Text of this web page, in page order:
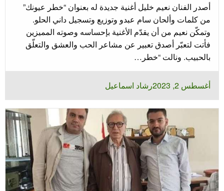
أصدر الفنان نعيم خليل أغنية جديدة له بعنوان “خطر عيونك”
من كلمات وألحان سام عبدو وتوزيع وتسجيل داني الحلو.
وتمكّن نعيم من أن يقدّم الأغنية بإحساسه وصوته المميزين
فأتت لتعبّر أصدق تعبير عن مشاعر الحب والعشق والتعلّق
بالحبيب. ونالت “خطر…
نُشر
في
أغسطس 2, 2023 رشاد اسماعيل